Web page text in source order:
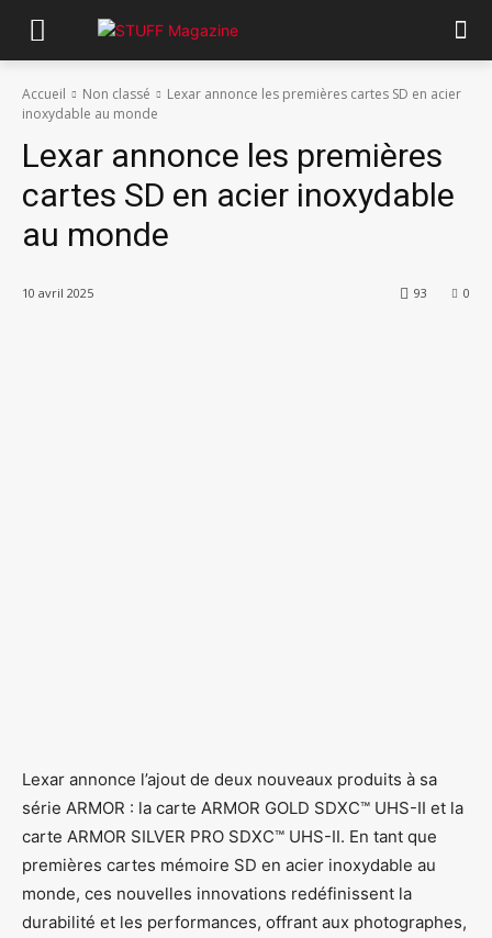
Accueil Non classé
Lexar annonce les premières cartes SD en acier
inoxydable au monde
Lexar annonce les premières
cartes SD en acier inoxydable
au monde
10 avril 2025 0
93
Lexar annonce l’ajout de deux nouveaux produits à sa
série ARMOR : la carte ARMOR GOLD SDXC™ UHS-II et la
carte ARMOR SILVER PRO SDXC™ UHS-II. En tant que
premières cartes mémoire SD en acier inoxydable au
monde, ces nouvelles innovations redéfinissent la
durabilité et les performances, offrant aux photographes,